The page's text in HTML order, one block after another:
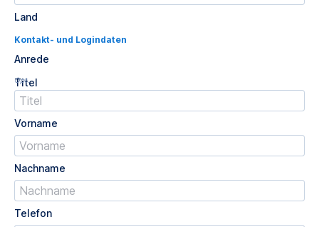
Land
Kontakt- und Logindaten
Anrede
Titel
Opt.
Vorname
Nachname
Telefon